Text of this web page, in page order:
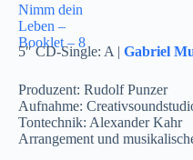
Nimm dein
Leben –
Booklet – 8
5″ CD-Single: A | Gabriel
Produzent: Rudolf Punzer
Aufnahme:
Tontechnik: Alexander Kahr
Arrangement und